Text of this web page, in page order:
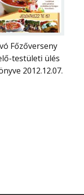
Főzőverseny
testületi ülés
2012.12.07.